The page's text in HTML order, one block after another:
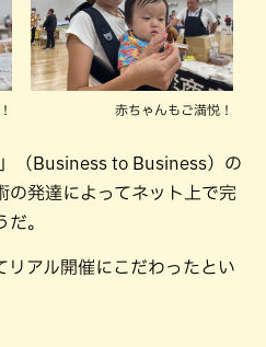
赤ちゃんもご満悦！
（Business to Business）の
の発達によってネット上で完
。
リアル開催にこだわったとい